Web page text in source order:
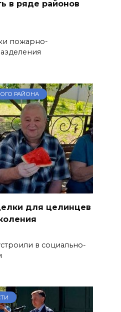
в ряде районов
пожарно-
РАЙОНА
для целинцев
в социально-